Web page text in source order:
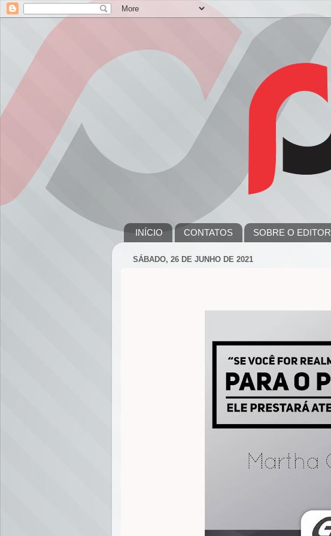
INÍCIO CONTATOS SOBRE O EDITOR
SÁBADO, 26 DE JUNHO DE 2021